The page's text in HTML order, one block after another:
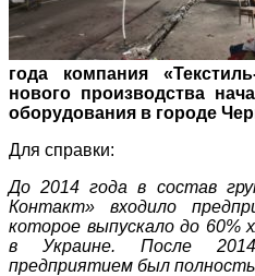
года компания
нового производства
оборудования в городе
Для справки:
До 2014 года в состав
Контакт» входило
которое выпускало до 60%
в Украине. После
предприятием был